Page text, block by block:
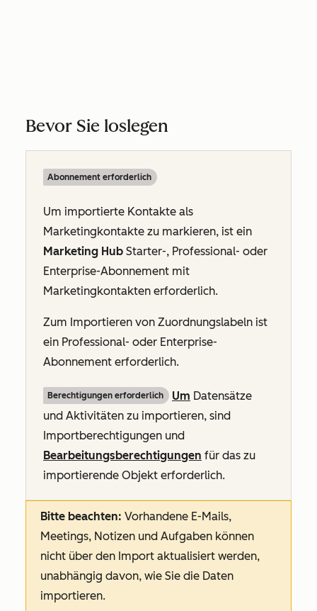
Bevor Sie loslegen
Abonnement erforderlich
Um importierte Kontakte als
Marketingkontakte zu markieren, ist ein
Marketing Hub Starter-, Professional- oder
Enterprise-Abonnement mit
Marketingkontakten erforderlich.
Zum Importieren von Zuordnungslabeln ist
ein Professional- oder Enterprise-
Abonnement erforderlich.
Berechtigungen erforderlich Um Datensätze
und Aktivitäten zu importieren, sind
Importberechtigungen und
Bearbeitungsberechtigungen für das zu
importierende Objekt erforderlich.
Bitte beachten: Vorhandene E-Mails,
Meetings, Notizen und Aufgaben können
nicht über den Import aktualisiert werden,
unabhängig davon, wie Sie die Daten
importieren.